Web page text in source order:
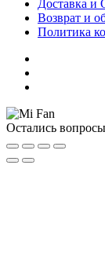
Доставка и
Возврат и
Политика
Остались